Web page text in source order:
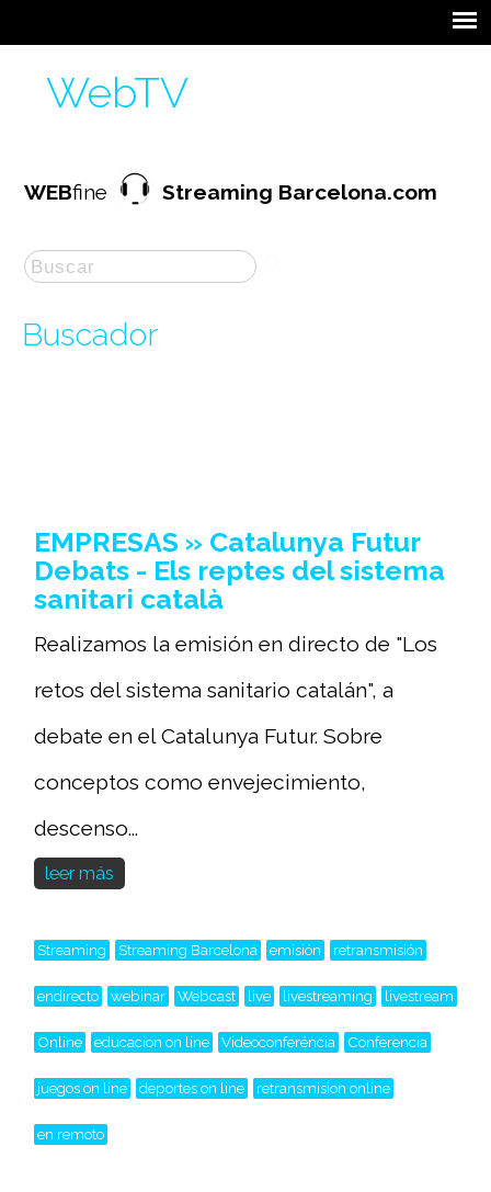
WebTV
WEBfineStreaming Barcelona.com
Buscador
EMPRESAS » Catalunya Futur
Debats - Els reptes del sistema
sanitari català
Realizamos la emisión en directo de "Los
retos del sistema sanitario catalán", a
debate en el Catalunya Futur. Sobre
conceptos como envejecimiento,
descenso...
leer más
Streaming Streaming Barcelona emisión retransmisión
endirecto webinar Webcast live livestreaming livestream
Online educacion on line Videoconferéncia Conferencia
juegos on line deportes on line retransmision online
en remoto